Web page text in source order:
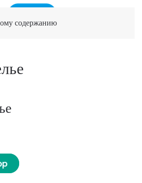
содержанию